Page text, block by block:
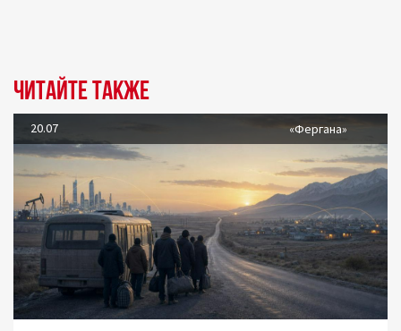
Читайте также
20.07 «Фергана»